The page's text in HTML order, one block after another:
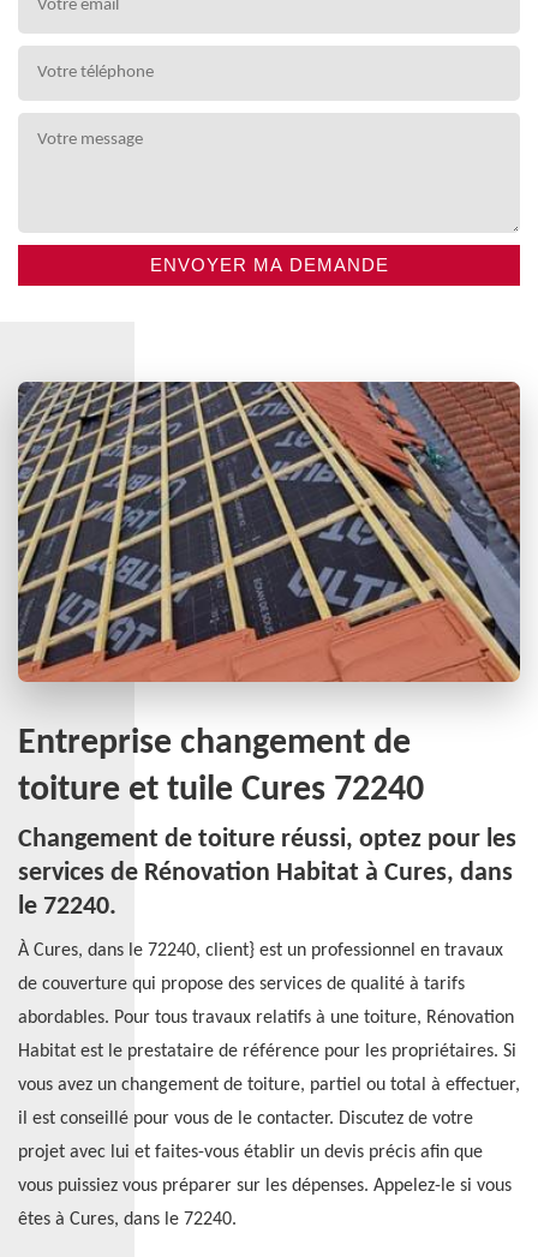
Entreprise changement de
toiture et tuile Cures 72240
Changement de toiture réussi, optez pour les
services de Rénovation Habitat à Cures, dans
le 72240.
À Cures, dans le 72240, client} est un professionnel en travaux
de couverture qui propose des services de qualité à tarifs
abordables. Pour tous travaux relatifs à une toiture, Rénovation
Habitat est le prestataire de référence pour les propriétaires. Si
vous avez un changement de toiture, partiel ou total à effectuer,
il est conseillé pour vous de le contacter. Discutez de votre
projet avec lui et faites-vous établir un devis précis afin que
vous puissiez vous préparer sur les dépenses. Appelez-le si vous
êtes à Cures, dans le 72240.